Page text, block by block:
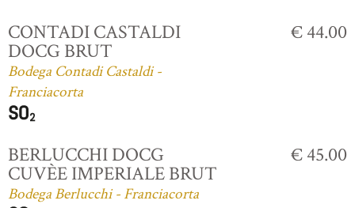
CONTADI CASTALDI
DOCG BRUT
Bodega Contadi Castaldi -
Franciacorta
€ 44.00
BERLUCCHI DOCG
CUVÈE IMPERIALE BRUT
Bodega Berlucchi - Franciacorta
€ 45.00